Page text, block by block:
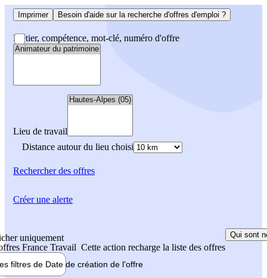
Imprimer Besoin d'aide sur la recherche d'offres d'emploi ?
Métier, compétence, mot-clé, numéro d'offre
Lieu de travail
Distance autour du lieu choisi
Rechercherdes offres
uniquement
France Travail Cette action recharge la liste des offres
Qui sont
filtres de Date de création de l'offre
Créer une alerte